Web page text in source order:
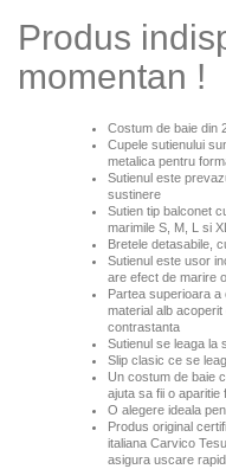
Produs
momentan !
Costum de baie din
Cupele sutienului
metalica pentru
Sutienul este
sustinere
Sutien tip balconet
marimile S, M, L si XL
Bretele detasabile,
Sutienul este usor
are efect de marire
Partea superioara
material alb
contrastanta
Sutienul se leaga la
Slip clasic ce se
Un costum de baie
ajuta sa fii o aparitie
O alegere ideala
Produs original
italiana Carvico
asigura uscare